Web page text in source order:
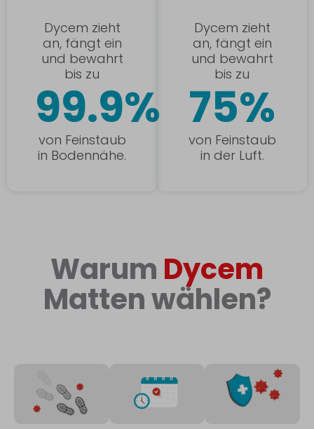
Dycem zieht
an, fängt ein
und bewahrt
bis zu
99.9%
von Feinstaub
in Bodennähe.
Dycem zieht
an, fängt ein
und bewahrt
bis zu
75%
von Feinstaub
in der Luft.
Warum Dycem
Matten wählen?